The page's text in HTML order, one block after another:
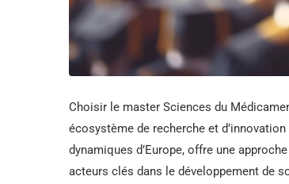
Choisir le master Sciences du
écosystème de recherche et
dynamiques d’Europe, offre une
acteurs clés dans le développement de